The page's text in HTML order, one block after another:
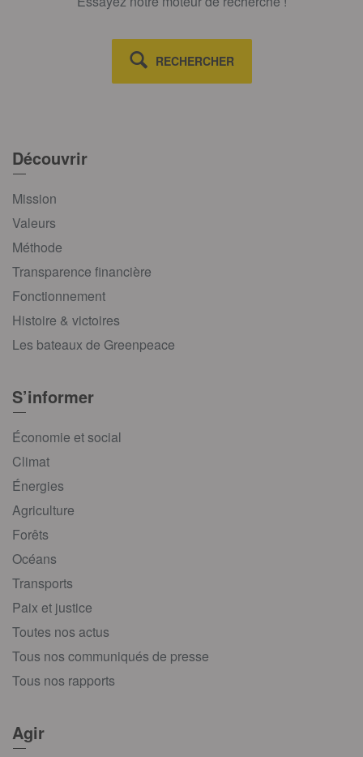
RECHERCHER
Découvrir
Mission
Valeurs
Méthode
Transparence financière
Fonctionnement
Histoire & victoires
Les bateaux de Greenpeace
S’informer
Économie et social
Climat
Énergies
Agriculture
Forêts
Océans
Transports
Paix et justice
Toutes nos actus
Tous nos communiqués de presse
Tous nos rapports
Agir